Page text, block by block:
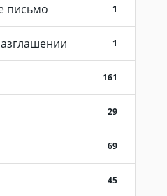
письмо 1
1
161
29
69
45